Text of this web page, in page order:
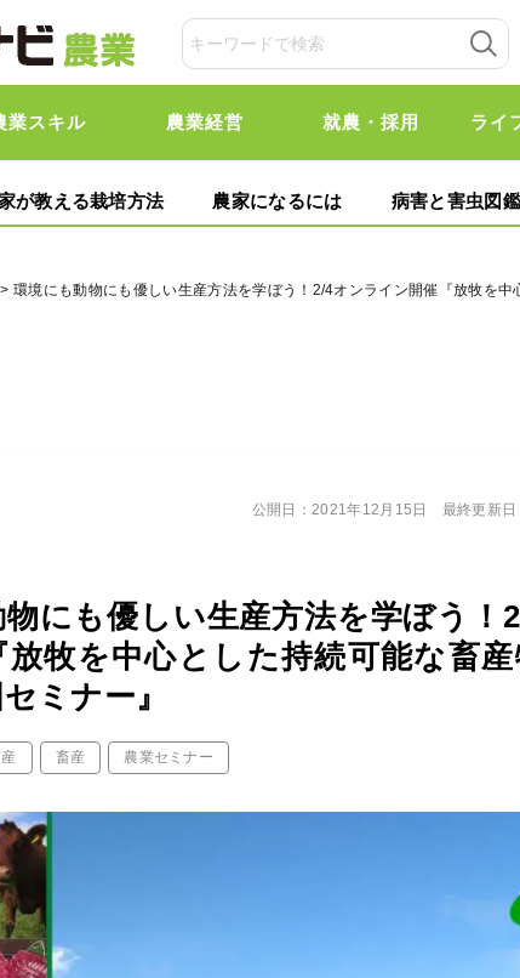
業スキル 農業経営 就農・採用 ライ
が教える栽培方法 農家になるには 病害と害虫図鑑
> 環境にも動物にも優しい生産方法を学ぼう！2/4オンライン開催『放牧を中
にも優しい生産方法を学ぼう！
放牧を中心とした持続可能な畜
ミナー』
畜産 農業セミナー
公開日：2021年12月15日 最終更新日